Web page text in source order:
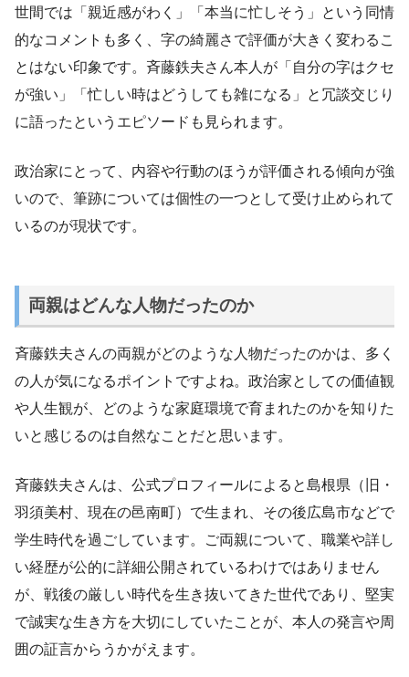
世間では「親近感がわく」「本当に忙しそう」という同情
的なコメントも多く、字の綺麗さで評価が大きく変わるこ
とはない印象です。斉藤鉄夫さん本人が「自分の字はクセ
が強い」「忙しい時はどうしても雑になる」と冗談交じり
に語ったというエピソードも見られます。
政治家にとって、内容や行動のほうが評価される傾向が強
いので、筆跡については個性の一つとして受け止められて
いるのが現状です。
両親はどんな人物だったのか
斉藤鉄夫さんの両親がどのような人物だったのかは、多く
の人が気になるポイントですよね。政治家としての価値観
や人生観が、どのような家庭環境で育まれたのかを知りた
いと感じるのは自然なことだと思います。
斉藤鉄夫さんは、公式プロフィールによると島根県（旧・
羽須美村、現在の邑南町）で生まれ、その後広島市などで
学生時代を過ごしています。ご両親について、職業や詳し
い経歴が公的に詳細公開されているわけではありません
が、戦後の厳しい時代を生き抜いてきた世代であり、堅実
で誠実な生き方を大切にしていたことが、本人の発言や周
囲の証言からうかがえます。